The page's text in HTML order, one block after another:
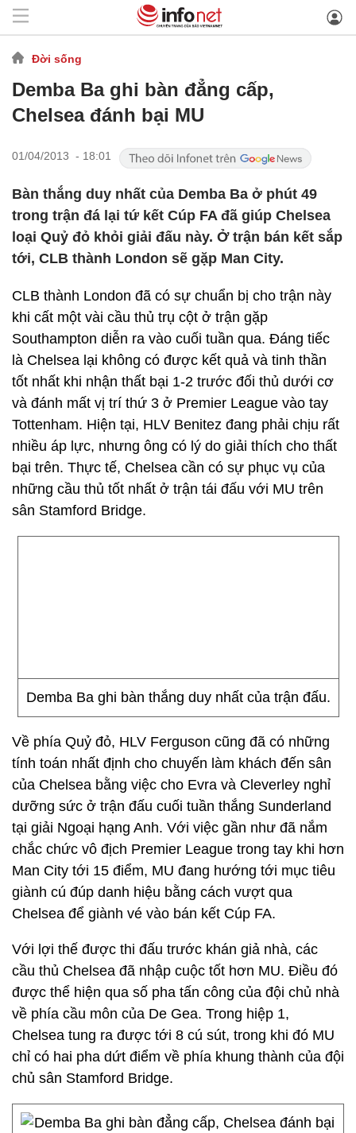
Đời sống
Demba Ba ghi bàn đẳng cấp,
Chelsea đánh bại MU
01/04/2013 - 18:01
Bàn thắng duy nhất của Demba Ba ở phút 49
trong trận đá lại tứ kết Cúp FA đã giúp Chelsea
loại Quỷ đỏ khỏi giải đấu này. Ở trận bán kết sắp
tới, CLB thành London sẽ gặp Man City.
CLB thành London đã có sự chuẩn bị cho trận này
khi cất một vài cầu thủ trụ cột ở trận gặp
Southampton diễn ra vào cuối tuần qua. Đáng tiếc
là Chelsea lại không có được kết quả và tinh thần
tốt nhất khi nhận thất bại 1-2 trước đối thủ dưới cơ
và đánh mất vị trí thứ 3 ở Premier League vào tay
Tottenham. Hiện tại, HLV Benitez đang phải chịu rất
nhiều áp lực, nhưng ông có lý do giải thích cho thất
bại trên. Thực tế, Chelsea cần có sự phục vụ của
những cầu thủ tốt nhất ở trận tái đấu với MU trên
sân Stamford Bridge.
Demba Ba ghi bàn thắng duy nhất của trận đấu.
Về phía Quỷ đỏ, HLV Ferguson cũng đã có những
tính toán nhất định cho chuyến làm khách đến sân
của Chelsea bằng việc cho Evra và Cleverley nghỉ
dưỡng sức ở trận đấu cuối tuần thắng Sunderland
tại giải Ngoại hạng Anh. Với việc gần như đã nắm
chắc chức vô địch Premier League trong tay khi hơn
Man City tới 15 điểm, MU đang hướng tới mục tiêu
giành cú đúp danh hiệu bằng cách vượt qua
Chelsea để giành vé vào bán kết Cúp FA.
Với lợi thế được thi đấu trước khán giả nhà, các
cầu thủ Chelsea đã nhập cuộc tốt hơn MU. Điều đó
được thể hiện qua số pha tấn công của đội chủ nhà
về phía cầu môn của De Gea. Trong hiệp 1,
Chelsea tung ra được tới 8 cú sút, trong khi đó MU
chỉ có hai pha dứt điểm về phía khung thành của đội
chủ sân Stamford Bridge.